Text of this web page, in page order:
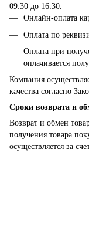
09:30 до 16:30.
Онлайн-оплата
Оплата по
Оплата при
оплачивается
Компания
качества согласно
Сроки возврата и
Возврат и обмен
получения товара
осуществляется за